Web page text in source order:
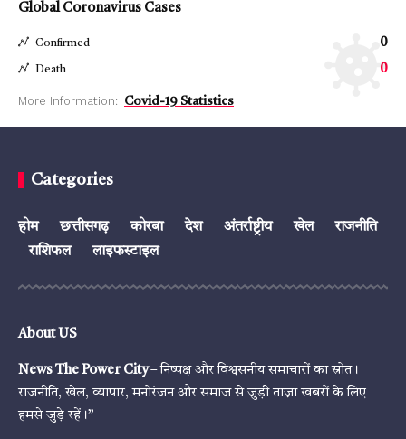
Global Coronavirus Cases
Confirmed 0
Death 0
More Information: Covid-19 Statistics
Categories
होम छत्तीसगढ़ कोरबा देश अंतर्राष्ट्रीय खेल
राजनीति
राशिफल
लाइफस्टाइल
About US
News The Power City– निष्पक्ष और विश्वसनीय समाचारों का स्रोत।
राजनीति, खेल, व्यापार, मनोरंजन और समाज से जुड़ी ताज़ा खबरों के लिए
हमसे जुड़े रहें।”